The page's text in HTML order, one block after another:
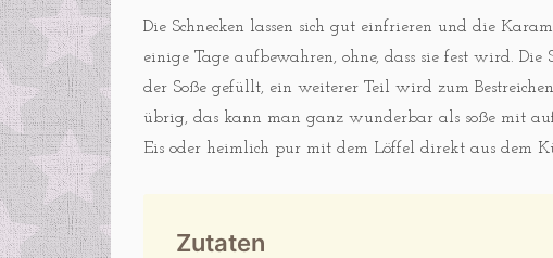
Die Schnecken lassen sich gut einfrieren und die
einige Tage aufbewahren, ohne, dass sie fest wird. Die
der Soße gefüllt, ein weiterer Teil wird zum
übrig, das kann man ganz wunderbar als soße mit
Eis oder heimlich pur mit dem Löffel direkt aus dem
Zutaten